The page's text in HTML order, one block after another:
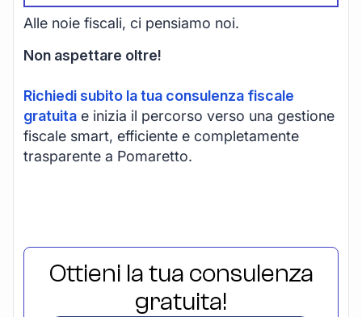
Alle noie fiscali, ci pensiamo noi.
Non aspettare oltre!
Richiedi subito la tua consulenza fiscale
gratuita e inizia il percorso verso una gestione
fiscale smart, efficiente e completamente
trasparente a Pomaretto.
Ottieni la tua consulenza
gratuita!